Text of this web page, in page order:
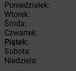
Poniedziałek:
Wtorek:
Środa:
Czwartek:
Piątek:
Sobota:
Niedziela: